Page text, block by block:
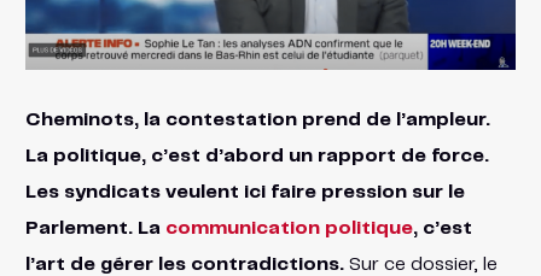
Cheminots, la contestation prend de l’ampleur.
La politique, c’est d’abord un rapport de force.
Les syndicats veulent ici faire pression sur le
Parlement. La communication politique, c’est
l’art de gérer les contradictions.Sur ce dossier, le